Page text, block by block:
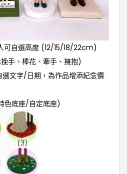
可自選高度 (12/15/18/22cm)
手、棒花、牽手、擁抱)
文字/日期，為作品增添紀念價
色底座/自定底座)